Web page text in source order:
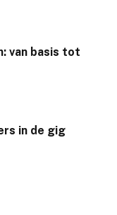
van basis tot
in de gig